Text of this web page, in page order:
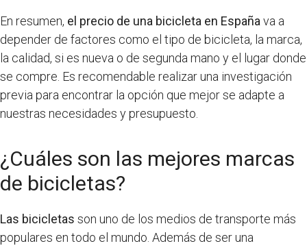
En resumen, el precio de una bicicleta en Españava a
depender de factores como el tipo de bicicleta, la marca,
la calidad, si es nueva o de segunda mano y el lugar donde
se compre. Es recomendable realizar una investigación
previa para encontrar la opción que mejor se adapte a
nuestras necesidades y presupuesto.
¿Cuáles son las mejores marcas
de bicicletas?
Las bicicletas son uno de los medios de transporte más
populares en todo el mundo. Además de ser una